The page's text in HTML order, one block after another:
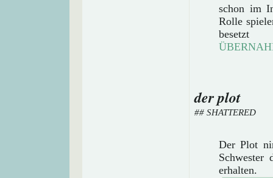
schon im
Rolle
der plot
## SHATTERED
Der Plot
Schwester
erhalten.